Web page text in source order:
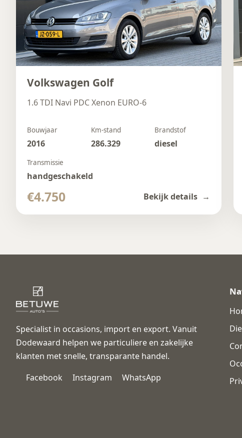
Volkswagen Golf
1.6 TDI Navi PDC Xenon EURO-6
Bouwjaar
2016
Km-stand
286.329
Brandstof
diesel
Transmissie
handgeschakeld
€4.750 Bekijk details
Specialist in occasions, import en export. Vanuit
Dodewaard helpen we particuliere en zakelijke
klanten met snelle, transparante handel.
Facebook
Instagram WhatsApp